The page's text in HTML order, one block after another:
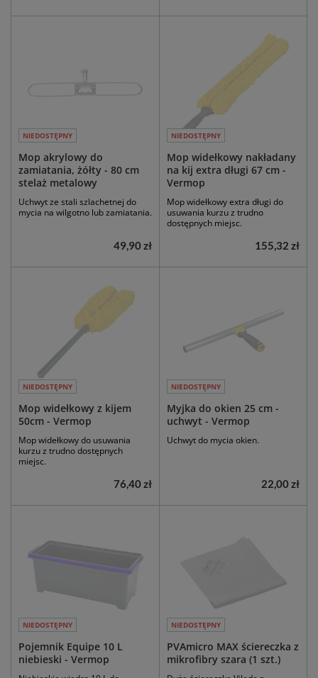
NIEDOSTĘPNY
Mop akrylowy do
zamiatania, żółty - 80 cm
stelaż metalowy
Uchwyt ze stali szlachetnej do
mycia na wilgotno lub zamiatania.
49,90 zł
NIEDOSTĘPNY
Mop widełkowy nakładany
na kij extra długi 67 cm -
Vermop
Mop widełkowy extra długi do
usuwania kurzu z trudno
dostępnych miejsc.
155,32 zł
NIEDOSTĘPNY
Mop widełkowy z kijem
50cm - Vermop
Mop widełkowy do usuwania
kurzu z trudno dostępnych
miejsc.
76,40 zł
NIEDOSTĘPNY
Myjka do okien 25 cm -
uchwyt - Vermop
Uchwyt do mycia okien.
22,00 zł
NIEDOSTĘPNY
Pojemnik Equipe 10 L
niebieski - Vermop
NIEDOSTĘPNY
PVAmicro MAX ściereczka z
mikrofibry szara (1 szt.)